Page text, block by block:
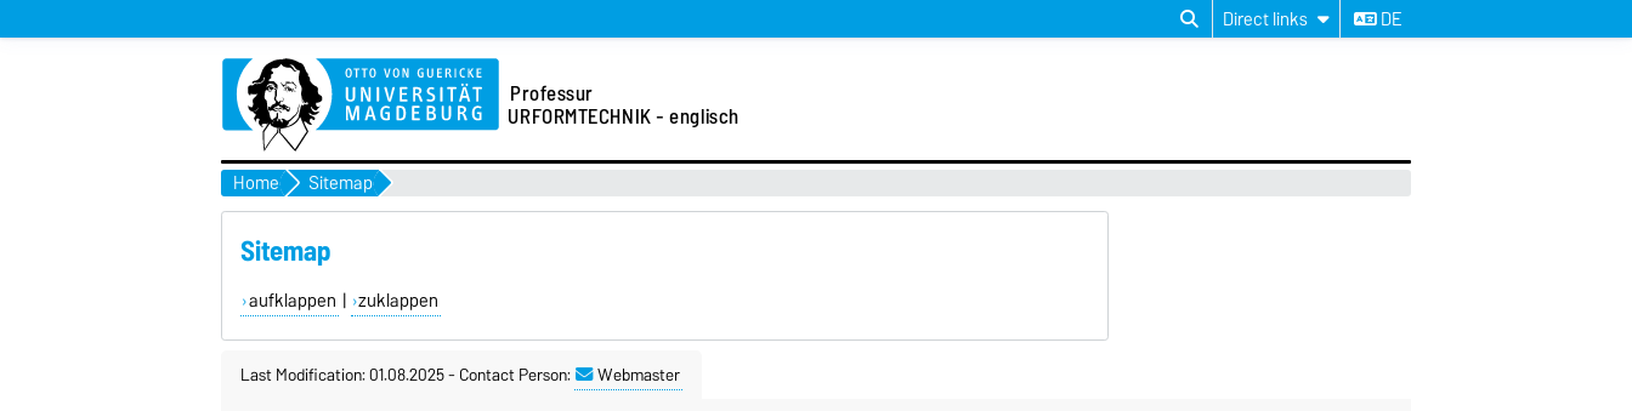
Direct links DE
Professur
URFORMTECHNIK - englisch
Home Sitemap
Sitemap
aufklappen | zuklappen
Last Modification: 01.08.2025-Contact Person: Webmaster